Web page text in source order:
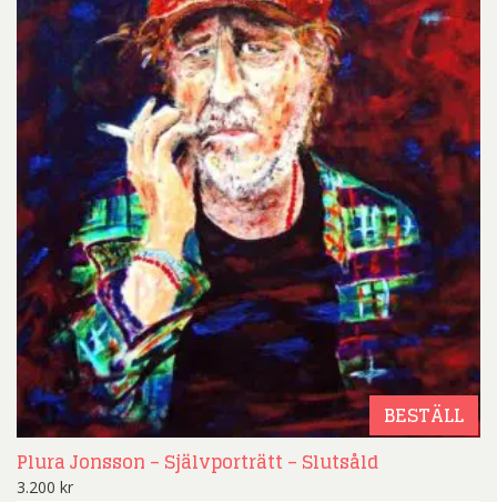
BESTÄLL
Plura Jonsson – Självporträtt – Slutsåld
3.200 kr